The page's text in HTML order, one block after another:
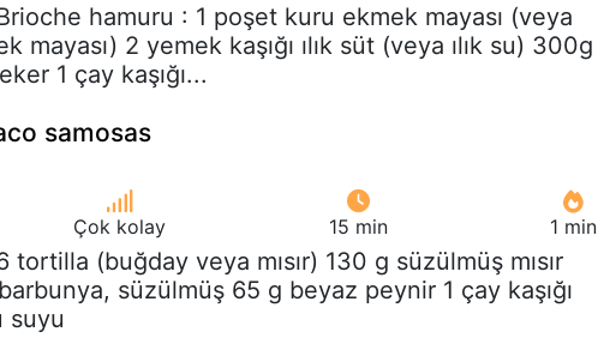
hamuru : 1 poşet kuru ekmek mayası (veya
mayası) 2 yemek kaşığı ılık süt (veya ılık su) 300g
1 çay kaşığı...
samosas
Çok kolay 15 min 1 min
tortilla (buğday veya mısır) 130 g süzülmüş mısır
barbunya, süzülmüş 65 g beyaz peynir 1 çay kaşığı
suyu